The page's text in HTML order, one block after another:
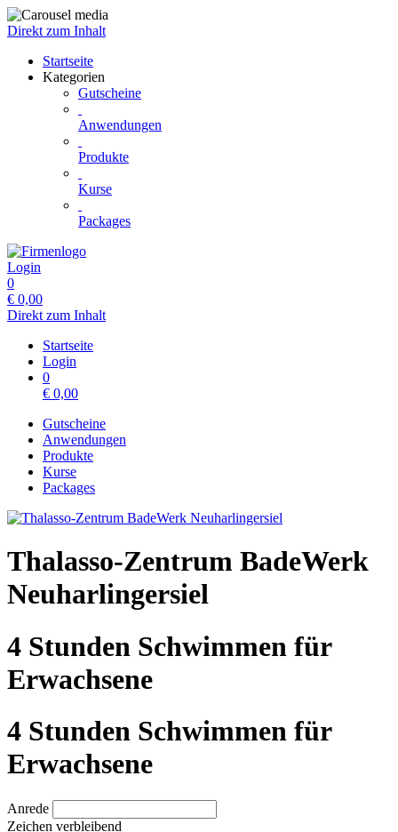
Direkt zum Inhalt
Startseite
Kategorien
Gutscheine
Anwendungen
Produkte
Kurse
Packages
Login
0
€ 0,00
Direkt zum Inhalt
Startseite
Login
0
€ 0,00
Gutscheine
Anwendungen
Produkte
Kurse
Packages
Thalasso-Zentrum BadeWerk
Neuharlingersiel
4 Stunden Schwimmen für
Erwachsene
4 Stunden Schwimmen für
Erwachsene
Anrede
Zeichen verbleibend